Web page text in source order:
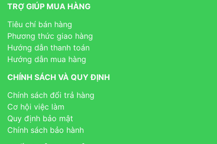
TRỢ GIÚP MUA HÀNG
Tiêu chí bán hàng
Phương thức giao hàng
Hướng dẫn thanh toán
Hướng dẫn mua hàng
CHÍNH SÁCH VÀ QUY ĐỊNH
Chính sách đổi trả hàng
Cơ hội việc làm
Quy định bảo mật
Chính sách bảo hành